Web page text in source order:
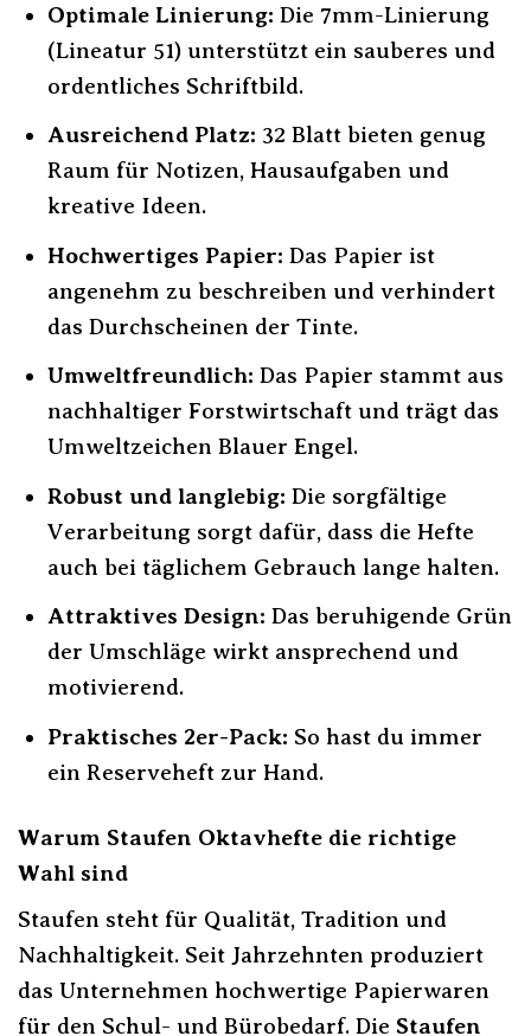
Optimale Linierung: Die 7mm-Linierung
(Lineatur 51) unterstützt ein sauberes und
ordentliches Schriftbild.
Ausreichend Platz: 32 Blatt bieten genug
Raum für Notizen, Hausaufgaben und
kreative Ideen.
Hochwertiges Papier: Das Papier ist
angenehm zu beschreiben und verhindert
das Durchscheinen der Tinte.
Umweltfreundlich: Das Papier stammt aus
nachhaltiger Forstwirtschaft und trägt das
Umweltzeichen Blauer Engel.
Robust und langlebig: Die sorgfältige
Verarbeitung sorgt dafür, dass die Hefte
auch bei täglichem Gebrauch lange halten.
Attraktives Design: Das beruhigende Grün
der Umschläge wirkt ansprechend und
motivierend.
Praktisches 2er-Pack: So hast du immer
ein Reserveheft zur Hand.
Warum Staufen Oktavhefte die richtige
Wahl sind
Staufen steht für Qualität, Tradition und
Nachhaltigkeit. Seit Jahrzehnten produziert
das Unternehmen hochwertige Papierwaren
für den Schul- und Bürobedarf. Die Staufen